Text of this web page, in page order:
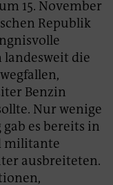
15. November
Republik
die
Benzin
Nur wenige
es bereits in
militante
ausbreiteten.